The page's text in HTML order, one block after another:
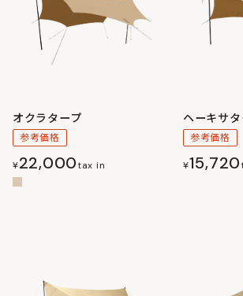
オクラタープ
参考価格
¥22,000tax in
ヘーキサタ
参考価格
¥15,720